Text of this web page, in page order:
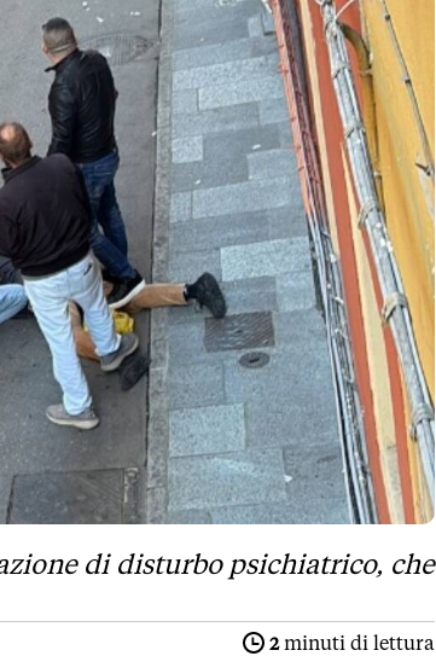
di disturbo psichiatrico, che
2minuti di lettura